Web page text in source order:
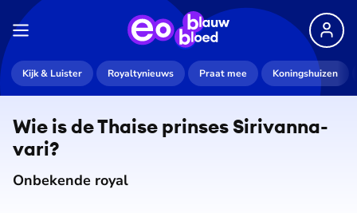
Kijk & Luister Royaltynieuws Praat mee Koningshuizen
Wie is de Thaise prinses Si­ri­van­na­
va­ri?
Onbekende royal